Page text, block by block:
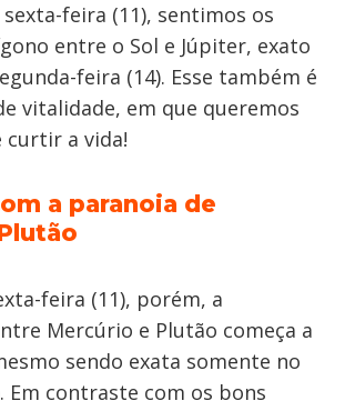
feira (11), sentimos os
entre o Sol e Júpiter, exato
feira (14). Esse também é
vitalidade, em que queremos
curtir a vida!
a paranoia de
feira (11), porém, a
Mercúrio e Plutão começa a
sendo exata somente no
Em contraste com os bons